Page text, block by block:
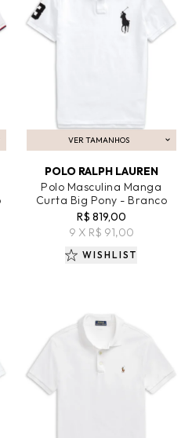
VER TAMANHOS
ADICIONAR AO CARRINHO
POLO RALPH LAUREN
Polo Masculina Manga
Curta Big Pony - Branco
R$ 819,00
9 X R$ 91,00
WISHLIST